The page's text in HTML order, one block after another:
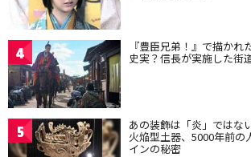
4 『豊臣兄弟！』で描か
史実？信長が実施した街
5 あの装飾は「炎」ではな
火焔型土器、5000年前の
インの秘密